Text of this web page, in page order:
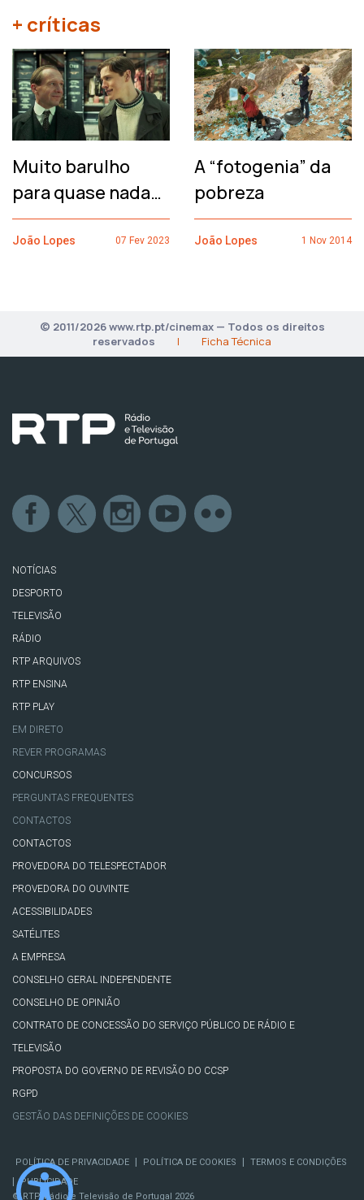
+ críticas
Muito barulho
para quase nada…
João Lopes 07 Fev 2023
A “fotogenia” da
pobreza
João Lopes 1 Nov 2014
© 2011/2026 www.rtp.pt/cinemax — Todos os direitos
reservados
| Ficha Técnica
NOTÍCIAS
DESPORTO
TELEVISÃO
RÁDIO
RTP ARQUIVOS
RTP ENSINA
RTP PLAY
EM DIRETO
REVER PROGRAMAS
CONCURSOS
PERGUNTAS FREQUENTES
CONTACTOS
CONTACTOS
PROVEDORA DO TELESPECTADOR
PROVEDORA DO OUVINTE
ACESSIBILIDADES
SATÉLITES
A EMPRESA
CONSELHO GERAL INDEPENDENTE
CONSELHO DE OPINIÃO
CONTRATO DE CONCESSÃO DO SERVIÇO PÚBLICO DE RÁDIO E
TELEVISÃO
PROPOSTA DO GOVERNO DE REVISÃO DO CCSP
RGPD
GESTÃO DAS DEFINIÇÕES DE COOKIES
POLÍTICA DE PRIVACIDADE POLÍTICA DE COOKIES TERMOS E CONDIÇÕES
PUBLICIDADE
© RTP, Rádio e Televisão de Portugal 2026